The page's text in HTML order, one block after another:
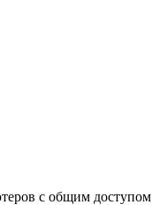
с общим доступом